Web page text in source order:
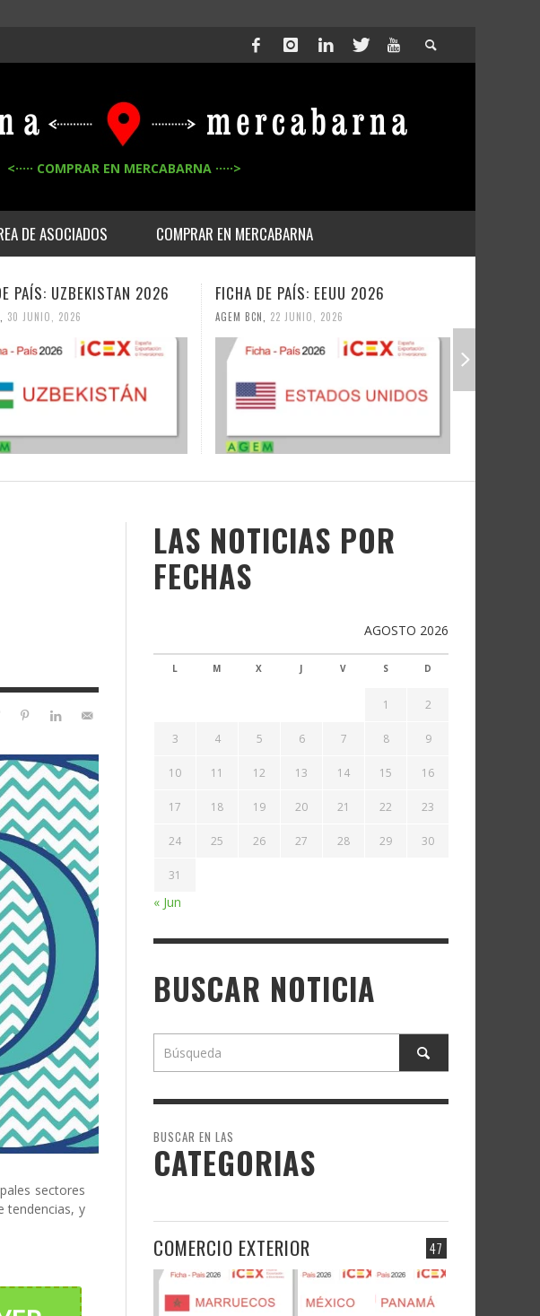
<····· COMPRAR EN MERCABARNA ·····>
DE ASOCIADOS COMPRAR EN MERCABARNA
PAÍS: UZBEKISTAN 2026
30 JUNIO, 2026
FICHA DE PAÍS: EEUU 2026
AGEM BCN 22 JUNIO, 2026
sectores
tendencias, y
LAS NOTICIAS POR
FECHAS
AGOSTO 2026
L M X J V S D
1 2
3 4 5 6 7 8 9
10 11 12 13 14 15 16
17 18 19 20 21 22 23
24 25 26 27 28 29 30
31
« Jun
BUSCAR NOTICIA
BUSCAR EN LAS
CATEGORIAS
47
COMERCIO EXTERIOR